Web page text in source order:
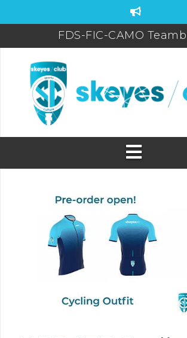
FDS-FIC-CAMO
skeyes participates to De
Brussels Airport (Half)
PROMO! New Season
Sports Day 2025
skeyes club quiz
skeyes club sponsoring
31/05/2026
skeyes is running
Tegen Kanker”